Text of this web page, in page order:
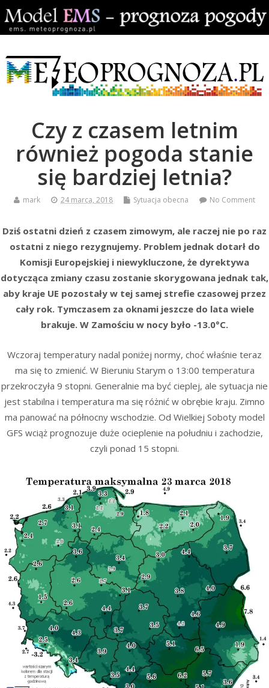
Czy z czasem letnim
również pogoda stanie
się bardziej letnia?
mark 24 marca, 2018 Sytuacja obecna No Comment
Dziś ostatni dzień z czasem zimowym, ale raczej nie po raz
ostatni z niego rezygnujemy. Problem jednak dotarł do
Komisji Europejskiej i niewykluczone, że dyrektywa
dotycząca zmiany czasu zostanie skorygowana jednak tak,
aby kraje UE pozostały w tej samej strefie czasowej przez
cały rok. Tymczasem za oknami jeszcze do lata wiele
brakuje. W Zamościu w nocy było -13.0°C.
Wczoraj temperatury nadal poniżej normy, choć właśnie teraz
ma się to zmienić. W Bieruniu Starym o 13:00 temperatura
przekroczyła 9 stopni. Generalnie ma być cieplej, ale sytuacja nie
jest stabilna i temperatura ma się różnić w obrębie kraju. Zimno
ma panować na północny wschodzie. Od Wielkiej Soboty model
GFS wciąż prognozuje duże ocieplenie na południu i zachodzie,
czyli ponad 15 stopni.